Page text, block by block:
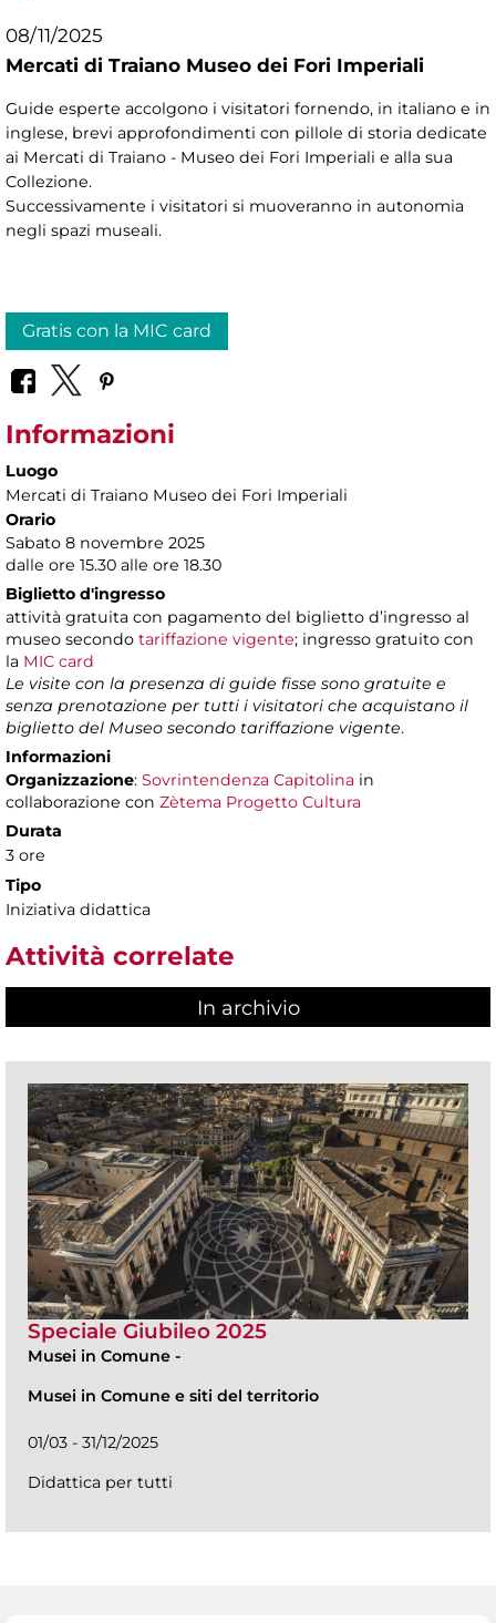
08/11/2025
Mercati di Traiano Museo dei Fori Imperiali
Guide esperte accolgono i visitatori fornendo, in italiano e in
inglese, brevi approfondimenti con pillole di storia dedicate
ai Mercati di Traiano - Museo dei Fori Imperiali e alla sua
Collezione.
Successivamente i visitatori si muoveranno in autonomia
negli spazi museali.
Gratis con la MIC card
Informazioni
Luogo
Mercati di Traiano Museo dei Fori Imperiali
Orario
Sabato 8 novembre 2025
dalle ore 15.30 alle ore 18.30
Biglietto d'ingresso
attività gratuita con pagamento del biglietto d’ingresso al
museo secondo tariffazione vigente; ingresso gratuito con
la MIC card
Le visite con la presenza di guide fisse sono gratuite e
senza prenotazione per tutti i visitatori che acquistano il
biglietto del Museo secondo tariffazione vigente.
Informazioni
Organizzazione: Sovrintendenza Capitolina in
collaborazione con Zètema Progetto Cultura
Durata
3 ore
Tipo
Iniziativa didattica
Attività correlate
In archivio
Speciale Giubileo 2025
Musei in Comune -
Musei in Comune e siti del territorio
01/03 - 31/12/2025
Didattica per tutti